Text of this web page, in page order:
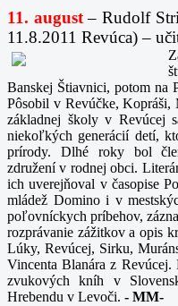
11. august – Rudolf
11.8.2011 Revúca) –
Banskej Štiavnici, potom na
Pôsobil v Revúčke,
základnej školy v Revúcej
niekoľkých generácií detí,
prírody. Dlhé roky bol
združení v rodnej obci.
ich uverejňoval v časopise
mládež Domino i v
poľovníckych príbehov,
rozprávanie zážitkov a opis
Lúky, Revúcej, Sirku,
Vincenta Blanára z
zvukových kníh v
Hrebendu v Levoči. - MM-